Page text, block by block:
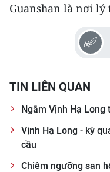
Guanshan là nơi lý
TIN LIÊN QUAN
Ngắm Vịnh Hạ Long
Vịnh Hạ Long - kỳ
cầu
Chiêm ngưỡng san